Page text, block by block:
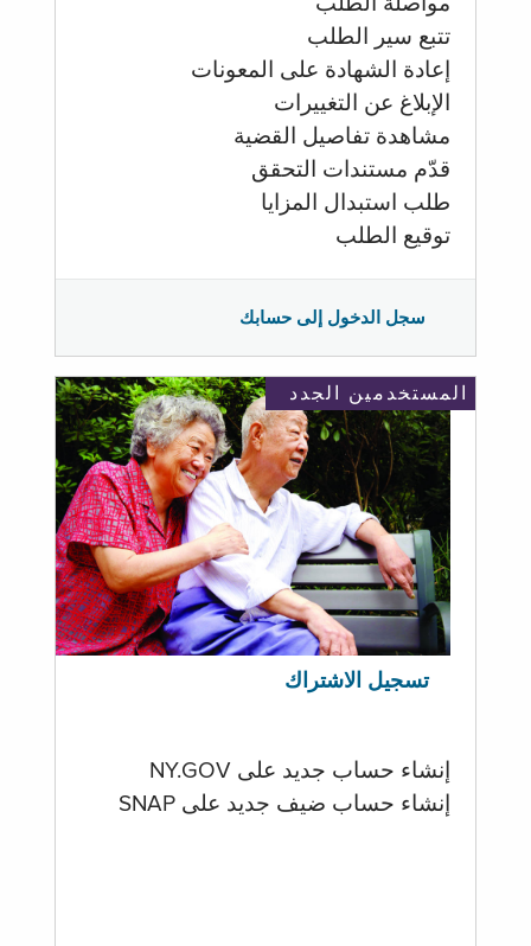
مواصلة الطلب
تتبع سير الطلب
إعادة الشهادة على المعونات
الإبلاغ عن التغييرات
مشاهدة تفاصيل القضية
قدّم مستندات التحقق
طلب استبدال المزايا
توقيع الطلب
سجل الدخول إلى حسابك
المستخدمين الجدد
تسجيل الاشتراك
إنشاء حساب جديد على NY.GOV
إنشاء حساب ضيف جديد على SNAP